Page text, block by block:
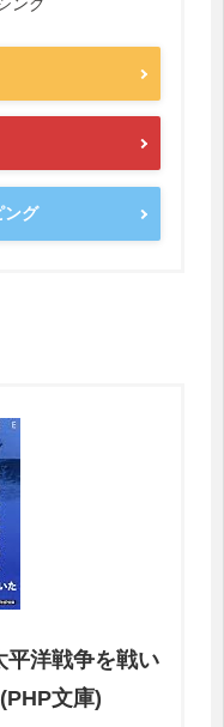
ング
平洋戦争を戦い
文庫)